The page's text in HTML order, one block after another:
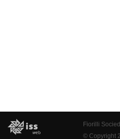
Fiorilli
© Copyright